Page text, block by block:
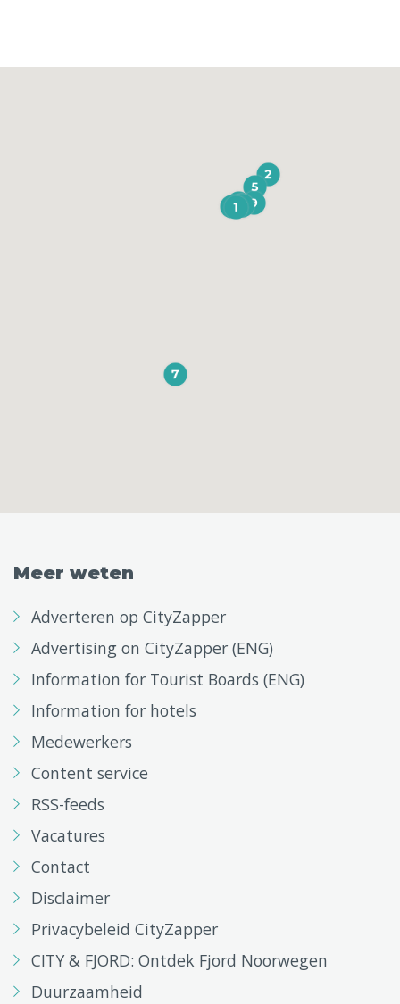
Meer weten
Adverteren op CityZapper
Advertising on CityZapper (ENG)
Information for Tourist Boards (ENG)
Information for hotels
Medewerkers
Content service
RSS-feeds
Vacatures
Contact
Disclaimer
Privacybeleid CityZapper
CITY & FJORD: Ontdek Fjord Noorwegen
Duurzaamheid